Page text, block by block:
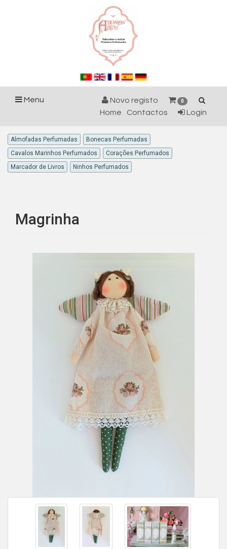
Menu 0
Novo registo
Login
Contactos
Home
Almofadas Perfumadas
Bonecas Perfumadas
Cavalos Marinhos Perfumados
Corações Perfumados
Marcador de Livros
Ninhos Perfumados
Magrinha